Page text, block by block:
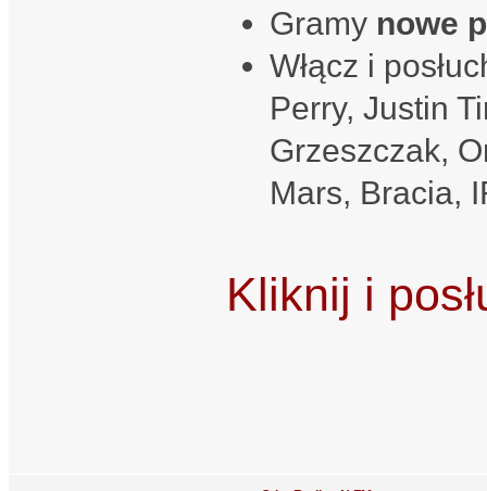
Gramy nowe
Włącz i
Perry, Justin
Grzeszczak,
Mars, Bracia,
Kliknij i